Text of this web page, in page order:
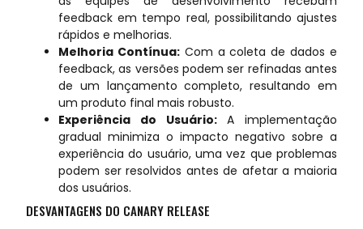
feedback em tempo real, possibilitando ajustes
rápidos e melhorias.
Melhoria Contínua:Com a coleta de dados e
feedback, as versões podem ser refinadas antes
de um lançamento completo, resultando em
um produto final mais robusto.
Experiência do Usuário:A implementação
gradual minimiza o impacto negativo sobre a
experiência do usuário, uma vez que problemas
podem ser resolvidos antes de afetar a maioria
dos usuários.
DESVANTAGENS DO CANARY RELEASE